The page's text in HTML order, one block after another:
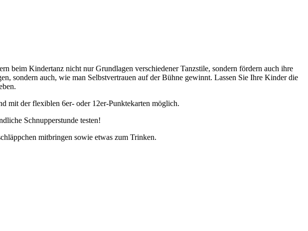
beim Kindertanz nicht nur Grundlagen verschiedener Tanzstile, sondern fördern auch ihre
sondern auch, wie man Selbstvertrauen auf der Bühne gewinnt. Lassen Sie Ihre Kinder die
mit der flexiblen 6er- oder 12er-Punktekarten möglich.
Schnupperstunde testen!
mitbringen sowie etwas zum Trinken.